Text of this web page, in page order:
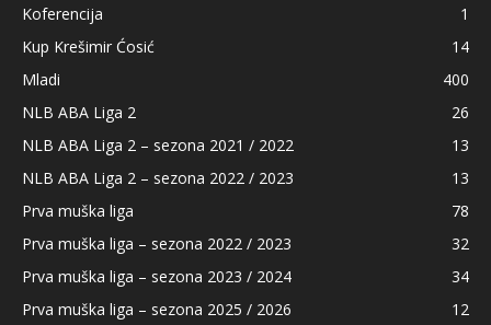
Koferencija
1
Kup Krešimir Ćosić
14
Mladi
400
NLB ABA Liga 2
26
NLB ABA Liga 2 – sezona 2021 / 2022
13
NLB ABA Liga 2 – sezona 2022 / 2023
13
Prva muška liga
78
Prva muška liga – sezona 2022 / 2023
32
Prva muška liga – sezona 2023 / 2024
34
Prva muška liga – sezona 2025 / 2026
12